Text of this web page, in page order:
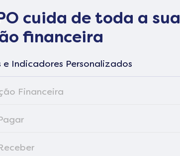
cuida de toda a sua
financeira
e Indicadores Personalizados
Financeira